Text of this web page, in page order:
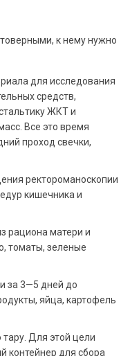
к нему нужно
для исследования
средств,
ЖКТ и
Все это время
проход свечки,
ректороманоскопии
кишечника и
рациона матери и
томаты, зеленые
за 3—5 дней до
яйца, картофель
тару. Для этой цели
контейнер для сбора